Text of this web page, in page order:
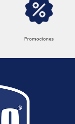
Promociones